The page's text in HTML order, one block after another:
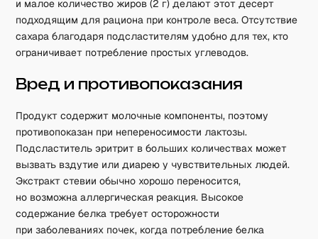
и малое количество жиров (2 г) делают этот десерт
подходящим для рациона при контроле веса. Отсутствие
сахара благодаря подсластителям удобно для тех, кто
ограничивает потребление простых углеводов.
Вред и противопоказания
Продукт содержит молочные компоненты, поэтому
противопоказан при непереносимости лактозы.
Подсластитель эритрит в больших количествах может
вызвать вздутие или диарею у чувствительных людей.
Экстракт стевии обычно хорошо переносится,
но возможна аллергическая реакция. Высокое
содержание белка требует осторожности
при заболеваниях почек, когда потребление белка